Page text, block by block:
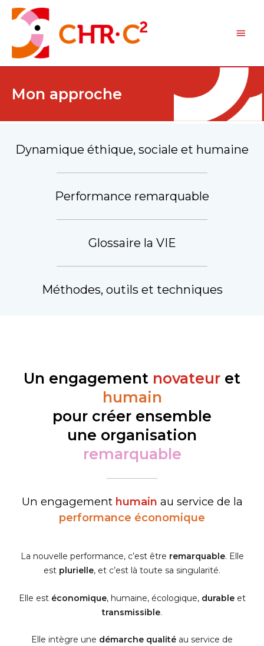
Mon approche
Dynamique éthique, sociale et humaine
Performance remarquable
Glossaire la VIE
Méthodes, outils et techniques
Un engagement novateur et
humain
pour créer ensemble
une organisation
remarquable
Un engagement humain au service de la
performance économique​
La nouvelle performance, c’est être remarquable. Elle
est plurielle, et c’est là toute sa singularité.
Elle est économique, humaine, écologique, durable et
transmissible.
Elle intègre une démarche qualité au service de